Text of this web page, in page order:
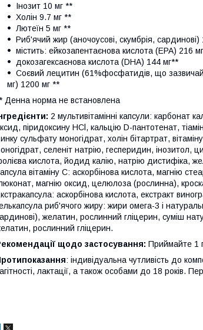
Інозит 10 мг **
Холін 9.7 мг **
Лютеїн 5 мг **
Риб'ячий жир (аночоусові, скумбрія,
містить: ейкозапентаєнова кислота (EPA) 216
докозагексаєнова кислота (DHA) 144 мг**
Соєвий лецитин (61%фосфатидів, що
мг) 1200 мг **
Денна норма не встановлена
2 мультивітамінні капсули: карбонат
піридоксину HCl, кальцію D-пантотенат,
сульфату моногідрат, холін бітартрат,
селеніт натрію, гесперидин, інозитол,
кислота, йодид калію, натрію дистифіка,
вітаміну С: аскорбінова кислота, магнію
магнію оксид, целюлоза (рослинна),
аскорбінова кислота, екстракт
риб'ячого жиру: жири омега-3 і
желатин, рослинний гліцерин, суміш
рослинний гліцерин.
щодо застосування: Приймайте 1
: індивідуальна чутливість до
лактації, а також особами до 18 років.